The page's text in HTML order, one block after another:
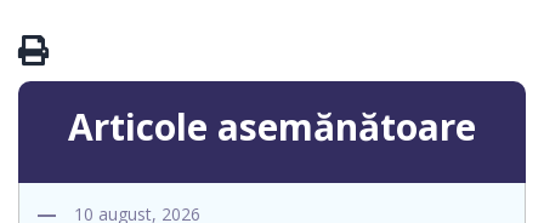
Articole asemănătoare
10 august, 2026